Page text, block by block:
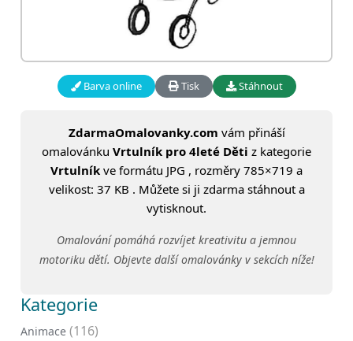
Barva online Tisk Stáhnout
ZdarmaOmalovanky.com vám přináší
omalovánku Vrtulník pro 4leté Děti z kategorie
Vrtulník ve formátu JPG , rozměry 785×719 a
velikost: 37 KB . Můžete si ji zdarma stáhnout a
vytisknout.
Omalování pomáhá rozvíjet kreativitu a jemnou
motoriku dětí. Objevte další omalovánky v sekcích níže!
Kategorie
Animace (116)